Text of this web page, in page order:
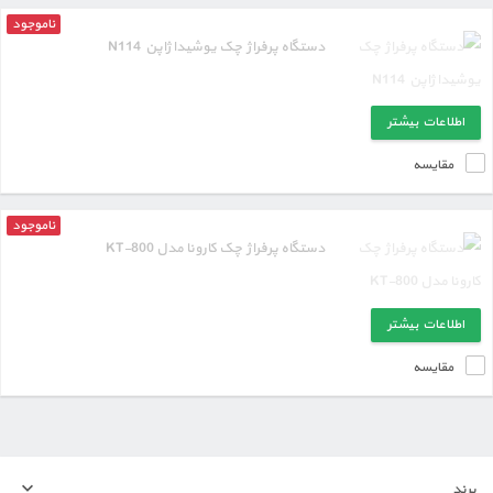
دستگاه پرفراژ چک یوشیدا ژاپن N114
ناموجود
اطلاعات بیشتر
مقایسه
دستگاه پرفراژ چک کارونا مدل KT-800
ناموجود
اطلاعات بیشتر
مقایسه